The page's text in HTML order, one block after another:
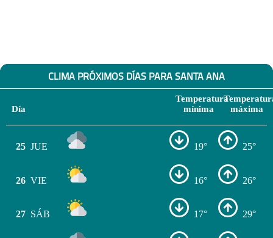
CLIMA PRÓXIMOS DÍAS PARA SANTA ANA
Día
Temperatura
mínima
máxima
25 JUE 19° 25°
26 VIE 16° 26°
27 SÁB 17° 29°